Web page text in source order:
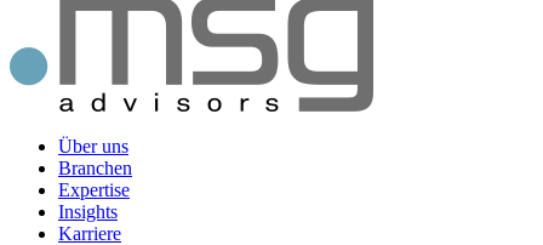
Über uns
Branchen
Expertise
Insights
Karriere